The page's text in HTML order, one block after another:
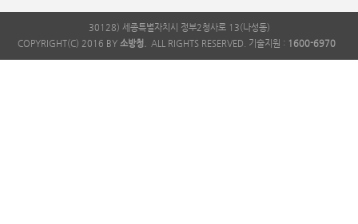
30128) 세종특별자치시 정부2청사로 13(나성동)
COPYRIGHT(C) 2016 BY 소방청. ALL RIGHTS RESERVED. 기술지원 : 1600-6970